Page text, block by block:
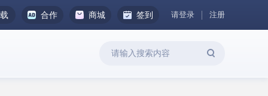
合作 商城 签到 请登录 注册